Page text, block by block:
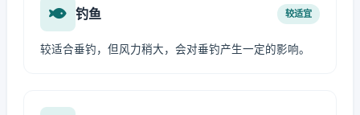
钓鱼 较适宜
较适合垂钓，但风力稍大，会对垂钓产生一定的影响。